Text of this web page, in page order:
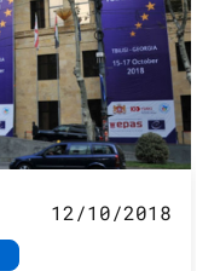
12/10/2018